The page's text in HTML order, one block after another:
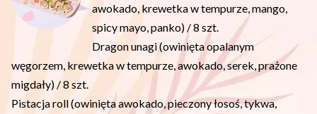
awokado, krewetka w tempurze, mango,
spicy mayo, panko) / 8 szt.
Dragon unagi (owinięta opalanym
węgorzem, krewetka w tempurze, awokado, serek, prażone
migdały) / 8 szt.
Pistacja roll (owinięta awokado, pieczony łosoś, tykwa,